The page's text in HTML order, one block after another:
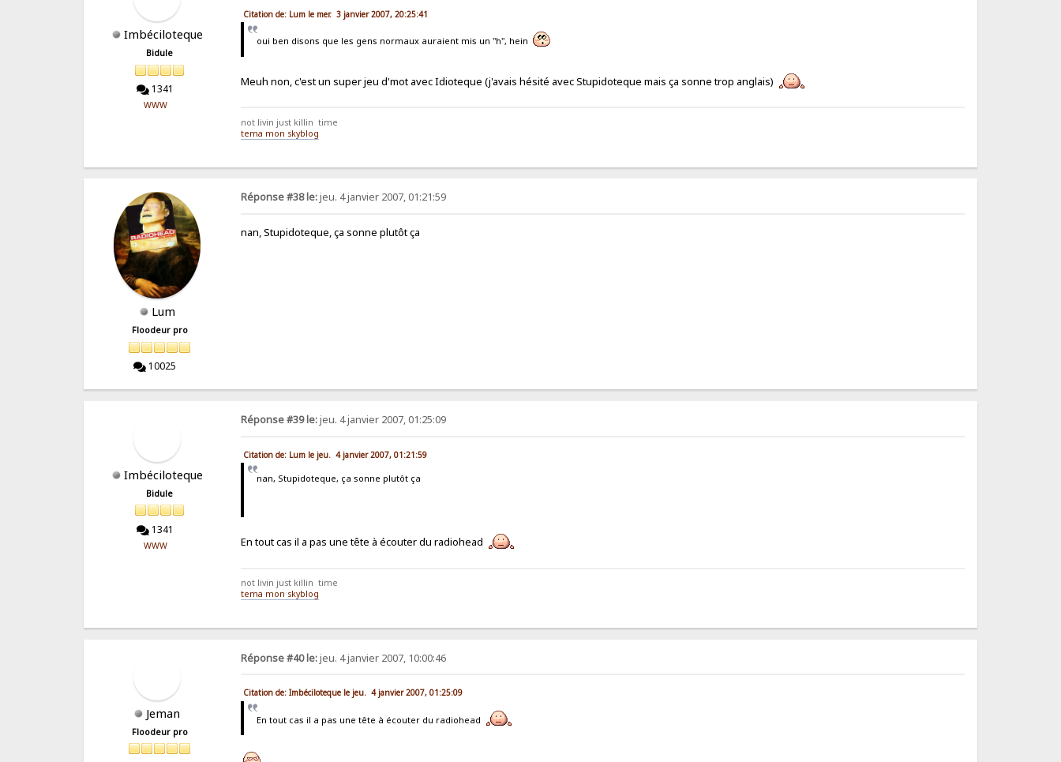
Imbéciloteque
Bidule
1341
WWW
Citation de: Lum le mer. 3 janvier 2007, 20:25:41
oui ben disons que les gens normaux auraient mis un "h", hein
Meuh non, c'est un super jeu d'mot avec Idioteque (j'avais hésité avec Stupidoteque mais ça sonne trop anglais)
not livin just killin time
tema mon skyblog
Lum
Floodeur pro
10025
Réponse #38 le:jeu. 4 janvier 2007, 01:21:59
nan, Stupidoteque, ça sonne plutôt ça
Imbéciloteque
Bidule
1341
WWW
Réponse #39 le:jeu. 4 janvier 2007, 01:25:09
Citation de: Lum le jeu. 4 janvier 2007, 01:21:59
nan, Stupidoteque, ça sonne plutôt ça
En tout cas il a pas une tête à écouter du radiohead
not livin just killin time
tema mon skyblog
Jeman
Floodeur pro
Réponse #40 le:jeu. 4 janvier 2007, 10:00:46
Citation de: Imbéciloteque le jeu. 4 janvier 2007, 01:25:09
En tout cas il a pas une tête à écouter du radiohead